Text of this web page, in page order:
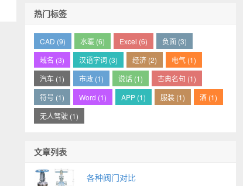
热门标签
CAD (9) 水暖 (6) Excel (6)
负面 (3)
域名 (3)
汉语字词 (3) 经济 (2)
电气 (1)
汽车 (1)
市政 (1) 说话 (1)
古典名句 (1)
符号 (1)
Word (1) APP (1) 服装 (1)
酒 (1)
无人驾驶 (1)
文章列表
各种阀门对比